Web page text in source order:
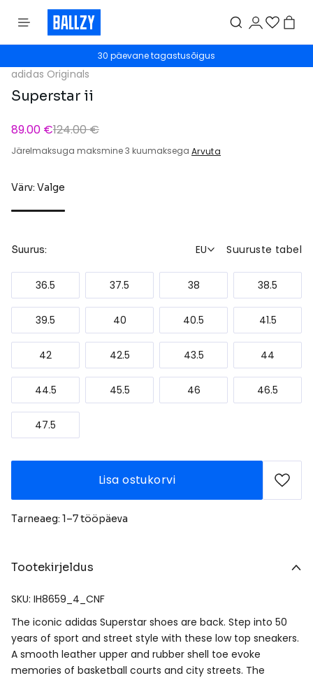
30 päevane tagastusõigus
adidas Originals
Superstar ii
89.00 €124.00 €
Järelmaksuga maksmine 3 kuumaksega Arvuta
Värv: Valge
Suurus: EU Suuruste tabel
36.5 37.5 38 38.5
39.5 40 40.5 41.5
42 42.5 43.5 44
44.5 45.5 46 46.5
47.5
Lisa ostukorvi
Tarneaeg: 1–7 tööpäeva
Tootekirjeldus
SKU: IH8659_4_CNF
The iconic adidas Superstar shoes are back. Step into 50
years of sport and street style with these low top sneakers.
A smooth leather upper and rubber shell toe evoke
memories of basketball courts and city streets. The